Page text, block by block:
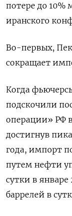
‌потере до
иранского
Во-первых,
сокращает
Когда
подскочили
операции» РФ
достигнув
года, импорт
путем нефти
сутки в
баррелей в